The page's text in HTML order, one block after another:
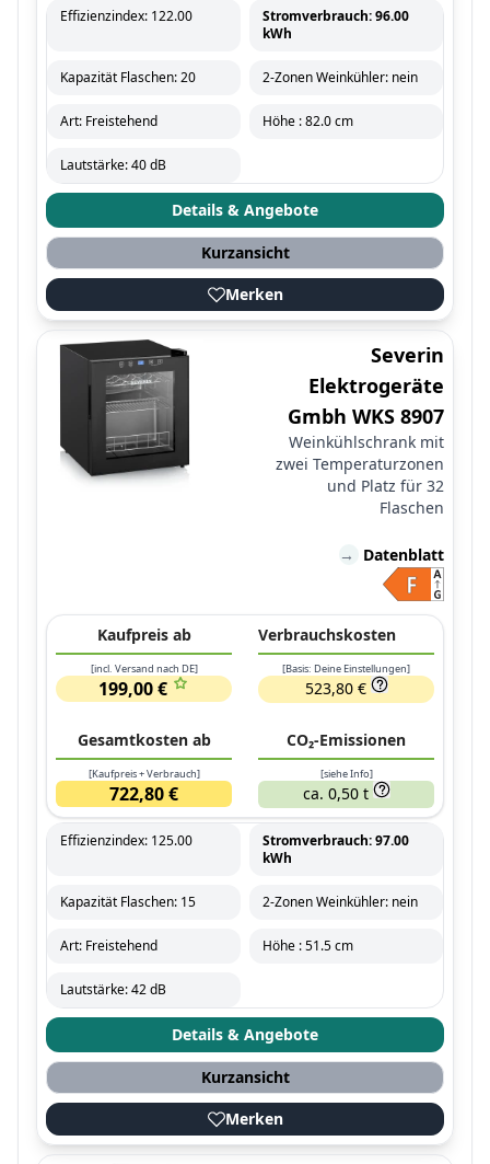
Effizienzindex: 122.00
Stromverbrauch: 96.00
kWh
Kapazität Flaschen: 20 2-Zonen Weinkühler: nein
Art: Freistehend Höhe : 82.0 cm
Lautstärke: 40 dB
Details & Angebote
Kurzansicht
Merken
Severin
Elektrogeräte
Gmbh WKS 8907
Weinkühlschrank mit
zwei Temperaturzonen
und Platz für 32
Flaschen
→ Datenblatt
Kaufpreis ab
[incl. Versand nach DE]
199,00 €
Verbrauchskosten
[Basis: Deine Einstellungen]
523,80 €
Gesamtkosten ab
[Kaufpreis + Verbrauch]
722,80 €
CO₂-Emissionen
[siehe Info]
ca. 0,50 t
Effizienzindex: 125.00
Stromverbrauch: 97.00
kWh
Kapazität Flaschen: 15 2-Zonen Weinkühler: nein
Art: Freistehend Höhe : 51.5 cm
Lautstärke: 42 dB
Details & Angebote
Kurzansicht
Merken